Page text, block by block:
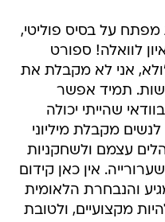
על בסיס פוליטי,
לוואלה! ספורט
אני לא מקבלת את
תמיד אפשר
שהייתי יכולה
מקבלת מיליוני
עצמם ולשחקניות
אין כאן קידום
והנבחרת הלאומית
מקצועיים, ולטובת